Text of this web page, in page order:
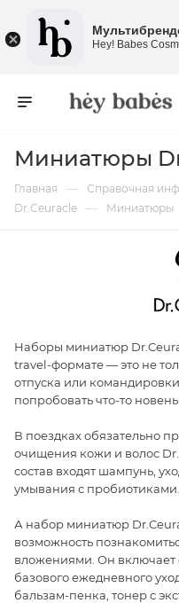
Миниатюры
Главная — Справочная
Dr.Ceuracle — Миниатюры
Наборы миниатюр
travel-формате — это не
отпуска или
попробовать что-то
В поездках обязательно
очищения кожи и волос
состав входят шампунь,
умывания с пробиотиками.
А набор миниатюр
возможность
вложениями. Он включает
базового ежедневного
бальзам-пенка, тонер с
Hey! Babes